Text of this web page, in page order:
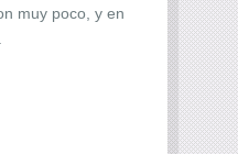
muy poco, y en